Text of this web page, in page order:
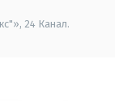
24 Канал.